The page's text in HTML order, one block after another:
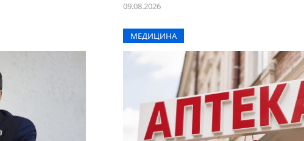
09.08.2026
МЕДИЦИНА